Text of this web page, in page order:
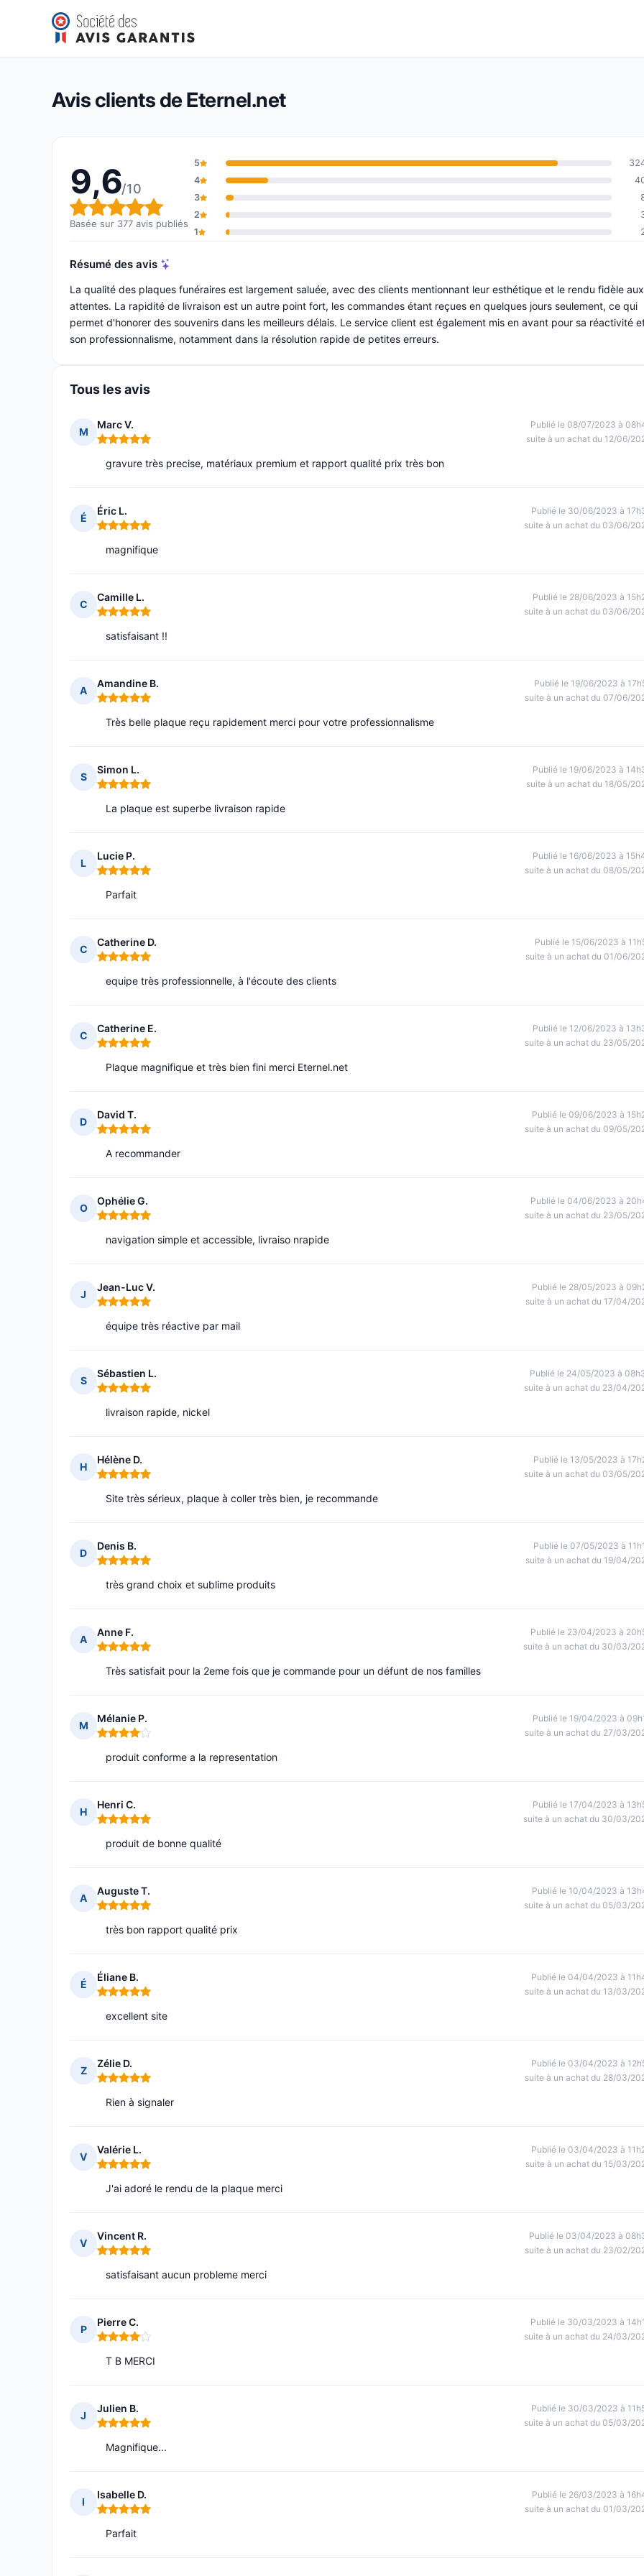
Eternel.net
Note globale : 9,6 sur 10
9,6/10(377 avis)
Avis clients de Eternel.net
9,6/10
Note globale : 9,6 sur 10
Basée sur 377 avis publiés
5
4
3
2
1
Résumé des avis
La qualité des plaques funéraires est largement saluée, avec des clients mentionnant leur esthétique et le rendu fidèle aux
attentes. La rapidité de livraison est un autre point fort, les commandes étant reçues en quelques jours seulement, ce qui
permet d'honorer des souvenirs dans les meilleurs délais. Le service client est également mis en avant pour sa réactivité
son professionnalisme, notamment dans la résolution rapide de petites erreurs.
Tous les avis
M
Marc V.
Note : 5 sur 5
Publié le 08/07/2023 à
suite à un achat du 12/06/
gravure très precise, matériaux premium et rapport qualité prix très bon
É
Éric L.
Note : 5 sur 5
Publié le 30/06/2023 à
suite à un achat du 03/06/
magnifique
C
Camille L.
Note : 5 sur 5
Publié le 28/06/2023 à
suite à un achat du 03/06/
satisfaisant !!
A
Amandine B.
Note : 5 sur 5
Publié le 19/06/2023 à
suite à un achat du 07/06/
Très belle plaque reçu rapidement merci pour votre professionnalisme
S
Simon L.
Note : 5 sur 5
Publié le 19/06/2023 à
suite à un achat du 18/05/
La plaque est superbe livraison rapide
L
Lucie P.
Note : 5 sur 5
Publié le 16/06/2023 à
suite à un achat du 08/05/
Parfait
C
Catherine D.
Note : 5 sur 5
Publié le 15/06/2023 à
suite à un achat du 01/06/
equipe très professionnelle, à l'écoute des clients
C
Catherine E.
Note : 5 sur 5
Publié le 12/06/2023 à
suite à un achat du 23/05/
Plaque magnifique et très bien fini merci Eternel.net
D
David T.
Note : 5 sur 5
Publié le 09/06/2023 à
suite à un achat du 09/05/
A recommander
O
Ophélie G.
Note : 5 sur 5
Publié le 04/06/2023 à
suite à un achat du 23/05/
navigation simple et accessible, livraiso nrapide
J
Jean-Luc V.
Note : 5 sur 5
Publié le 28/05/2023 à
suite à un achat du 17/04/
équipe très réactive par mail
S
Sébastien L.
Note : 5 sur 5
Publié le 24/05/2023 à
suite à un achat du 23/04/
livraison rapide, nickel
H
Hélène D.
Note : 5 sur 5
Publié le 13/05/2023 à
suite à un achat du 03/05/
Site très sérieux, plaque à coller très bien, je recommande
D
Denis B.
Note : 5 sur 5
Publié le 07/05/2023 à
suite à un achat du 19/04/
très grand choix et sublime produits
A
Anne F.
Note : 5 sur 5
Publié le 23/04/2023 à
suite à un achat du 30/03/
Très satisfait pour la 2eme fois que je commande pour un défunt de nos familles
M
Mélanie P.
Note : 4 sur 5
Publié le 19/04/2023 à
suite à un achat du 27/03/
produit conforme a la representation
H
Henri C.
Note : 5 sur 5
Publié le 17/04/2023 à
suite à un achat du 30/03/
produit de bonne qualité
A
Auguste T.
Note : 5 sur 5
Publié le 10/04/2023 à
suite à un achat du 05/03/
très bon rapport qualité prix
É
Éliane B.
Note : 5 sur 5
Publié le 04/04/2023 à
suite à un achat du 13/03/
excellent site
Z
Zélie D.
Note : 5 sur 5
Publié le 03/04/2023 à
suite à un achat du 28/03/
Rien à signaler
V
Valérie L.
Note : 5 sur 5
Publié le 03/04/2023 à
suite à un achat du 15/03/
J'ai adoré le rendu de la plaque merci
V
Vincent R.
Note : 5 sur 5
Publié le 03/04/2023 à
suite à un achat du 23/02/
satisfaisant aucun probleme merci
P
Pierre C.
Note : 4 sur 5
Publié le 30/03/2023 à
suite à un achat du 24/03/
T B MERCI
J
Julien B.
Note : 5 sur 5
Publié le 30/03/2023 à
suite à un achat du 05/03/
Magnifique...
I
Isabelle D.
Note : 5 sur 5
Publié le 26/03/2023 à
suite à un achat du 01/03/
Parfait